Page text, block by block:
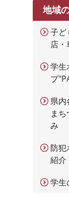
地域
子ど
店・
学生
プ
県内
ま
み
防
紹介
学生